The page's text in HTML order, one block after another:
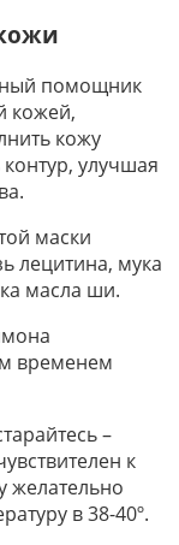
помощник
кожей,
кожу
улучшая
маски
лецитина, мука
масла ши.
временем
–
к
желательно
в 38-40º.